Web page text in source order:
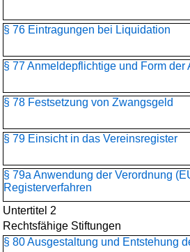
§ 76 Eintragungen bei Liquidation
§ 77 Anmeldepflichtige und Form der
§ 78 Festsetzung von Zwangsgeld
§ 79 Einsicht in das Vereinsregister
§ 79a Anwendung der Verordnung
Registerverfahren
Untertitel 2
Rechtsfähige Stiftungen
§ 80 Ausgestaltung und Entstehung